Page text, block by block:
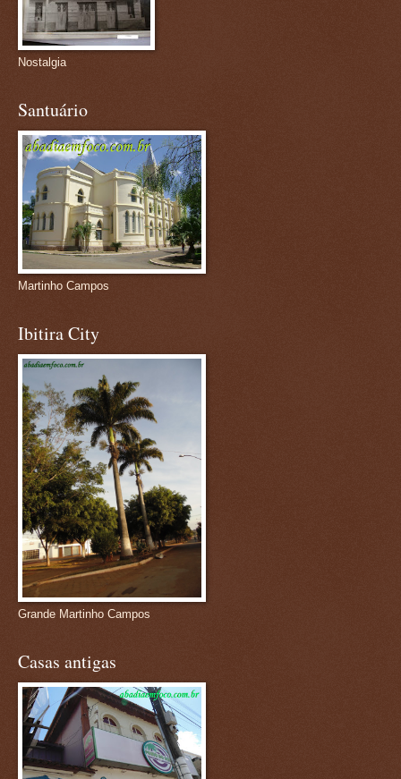
Nostalgia
Santuário
Martinho Campos
Ibitira City
Grande Martinho Campos
Casas antigas